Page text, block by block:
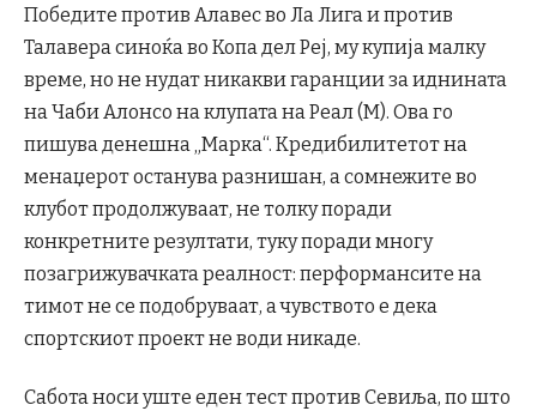
Победите против Алавес во Ла Лига и против
Талавера синоќа во Копа дел Реј, му купија малку
време, но не нудат никакви гаранции за иднината
на Чаби Алонсо на клупата на Реал (М). Ова го
пишува денешна „Марка“. Кредибилитетот на
менаџерот останува разнишан, а сомнежите во
клубот продолжуваат, не толку поради
конкретните резултати, туку поради многу
позагрижувачката реалност: перформансите на
тимот не се подобруваат, а чувството е дека
спортскиот проект не води никаде.
Сабота носи уште еден тест против Севиља, по што